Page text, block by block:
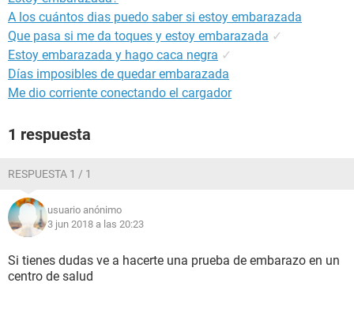
A los cuántos dias puedo saber si estoy embarazada
Que pasa si me da toques y estoy embarazada ✓
Estoy embarazada y hago caca negra ✓
Días imposibles de quedar embarazada
Me dio corriente conectando el cargador
1 respuesta
RESPUESTA 1 / 1
usuario anónimo
3 jun 2018 a las 20:23
Si tienes dudas ve a hacerte una prueba de embarazo en un
centro de salud